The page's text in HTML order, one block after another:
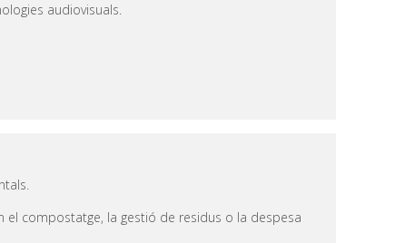
audiovisuals.
compostatge, la gestió de residus o la despesa